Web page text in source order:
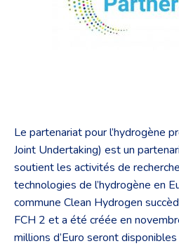
Le partenariat pour l’hydrogène
Joint Undertaking) est un
soutient les activités de
technologies de l’hydrogène en
commune Clean Hydrogen
FCH 2 et a été créée en
millions d’Euro seront